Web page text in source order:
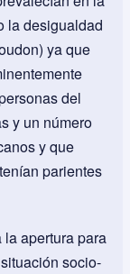
la desigualdad
ya que
del
y un número
y que
parientes
la apertura para
socio-